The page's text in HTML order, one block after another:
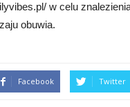
w celu
obuwia.
Facebook Twitter